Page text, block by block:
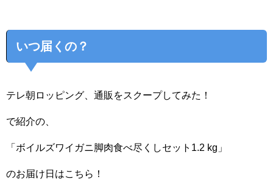
いつ届くの？
テレ朝ロッピング、通販をスクープしてみた！
で紹介の、
「ボイルズワイガニ脚肉食べ尽くしセット1.2 kg」
のお届け日はこちら！